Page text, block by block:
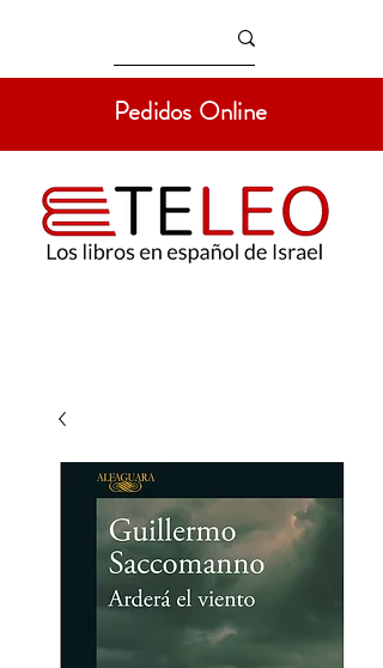
Pedidos Online